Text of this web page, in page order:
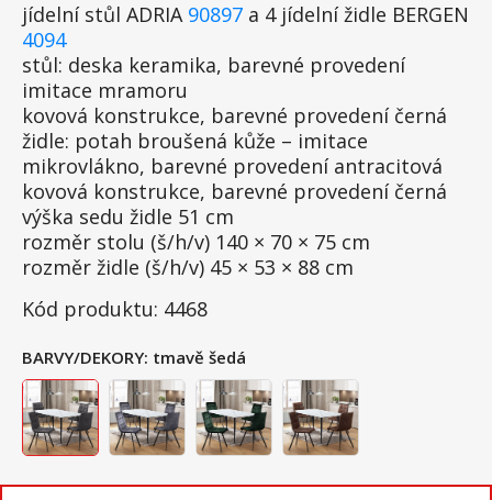
jídelní stůl ADRIA 90897 a 4 jídelní židle BERGEN
4094
stůl: deska keramika, barevné provedení
imitace mramoru
kovová konstrukce, barevné provedení černá
židle: potah broušená kůže – imitace
mikrovlákno, barevné provedení antracitová
kovová konstrukce, barevné provedení černá
výška sedu židle 51 cm
rozměr stolu (š/h/v) 140 × 70 × 75 cm
rozměr židle (š/h/v) 45 × 53 × 88 cm
Kód produktu: 4468
BARVY/DEKORY: tmavě šedá